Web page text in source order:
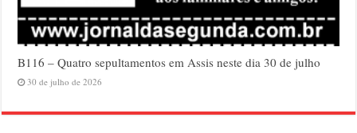
B116 – Quatro sepultamentos em Assis neste dia 30 de julho
30 de julho de 2026